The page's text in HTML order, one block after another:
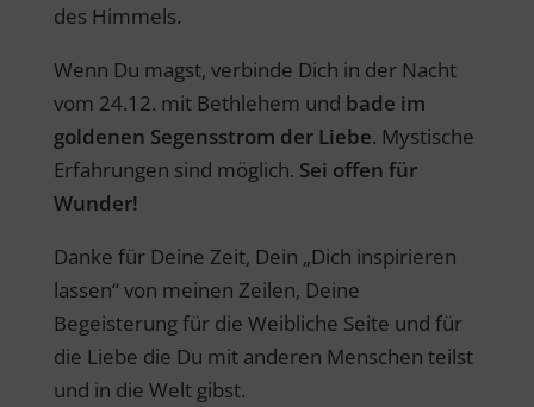
des Himmels.
Wenn Du magst, verbinde Dich in der Nacht
vom 24.12. mit Bethlehem und bade im
goldenen Segensstrom der Liebe. Mystische
Erfahrungen sind möglich. Sei offen für
Wunder!
Danke für Deine Zeit, Dein „Dich inspirieren
lassen“ von meinen Zeilen, Deine
Begeisterung für die Weibliche Seite und für
die Liebe die Du mit anderen Menschen teilst
und in die Welt gibst.